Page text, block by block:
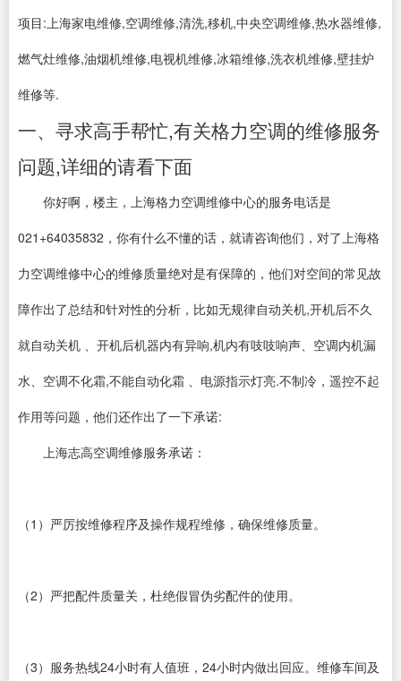
项目:上海家电维修,空调维修,清洗,移机,中央空调维修,热水器维修,
燃气灶维修,油烟机维修,电视机维修,冰箱维修,洗衣机维修,壁挂炉
维修等.
一、寻求高手帮忙,有关格力空调的维修服务
问题,详细的请看下面
你好啊，楼主，上海格力空调维修中心的服务电话是
021+64035832，你有什么不懂的话，就请咨询他们，对了上海格
力空调维修中心的维修质量绝对是有保障的，他们对空间的常见故
障作出了总结和针对性的分析，比如无规律自动关机,开机后不久
就自动关机 、开机后机器内有异响,机内有吱吱响声、空调内机漏
水、空调不化霜,不能自动化霜 、电源指示灯亮.不制冷，遥控不起
作用等问题，他们还作出了一下承诺:
上海志高空调维修服务承诺：
（1）严厉按维修程序及操作规程维修，确保维修质量。
（2）严把配件质量关，杜绝假冒伪劣配件的使用。
（3）服务热线24小时有人值班，24小时内做出回应。维修车间及